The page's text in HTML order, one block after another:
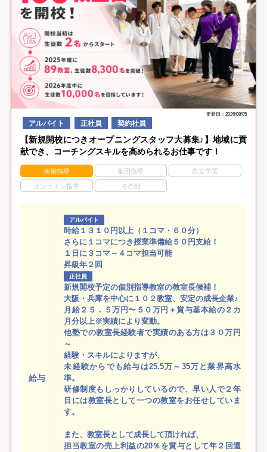
更新日：2026/08/05
アルバイト 正社員 契約社員
【新規開校につきオープニングスタッフ大募集♪】地域に貢
献でき、コーチングスキルを高められるお仕事です！
個別指導 集団指導 自立学習
オンライン指導 その他
給与
アルバイト
時給１３１０円以上（１コマ・６０分）
さらに１コマにつき授業準備給５０円支給！
１日に３コマ～４コマ担当可能
昇級年２回
正社員
新規開校予定の個別指導教室の教室長候補！
大阪・兵庫を中心に１０２教室、安定の成長企業♪
月給２５．５万円〜５０万円＋賞与基本給の２カ
月分以上※実績により変動。
他塾での教室長経験者で実績のある方は３０万円
～
経験・スキルによりますが、
未経験からでも給与は25.5万～35万と業界高水
準。
研修制度もしっかりしているので、早い人で２年
目には教室長として一つの教室をお任せしていま
す。
また、教室長として成長して頂ければ、
担当教室の売上利益の20％を賞与として年２回還